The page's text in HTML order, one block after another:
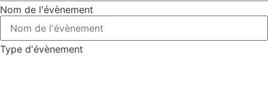
Nom de l'évènement
Type d'évènement